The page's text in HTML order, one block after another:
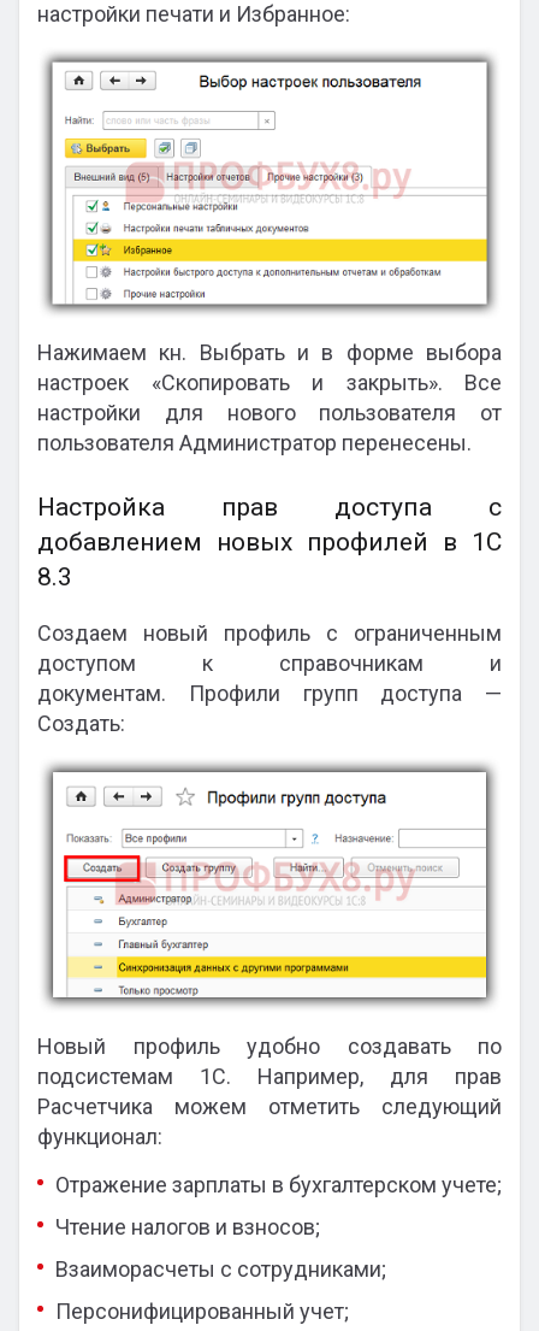
настройки печати и Избранное:
Нажимаем кн. Выбрать и в форме выбора
настроек «Скопировать и закрыть». Все
настройки для нового пользователя от
пользователя Администратор перенесены.
Настройка прав доступа с
добавлением новых профилей в 1С
8.3
Создаем новый профиль с ограниченным
доступом к справочникам и
документам. Профили групп доступа —
Создать:
Новый профиль удобно создавать по
подсистемам 1С. Например, для прав
Расчетчика можем отметить следующий
функционал:
Отражение зарплаты в бухгалтерском учете;
Чтение налогов и взносов;
Взаиморасчеты с сотрудниками;
Персонифицированный учет;